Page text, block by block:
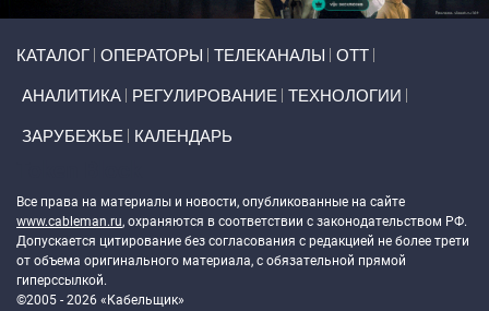
КАТАЛОГ ОПЕРАТОРЫ ТЕЛЕКАНАЛЫ ОТТ
АНАЛИТИКА РЕГУЛИРОВАНИЕ ТЕХНОЛОГИИ
ЗАРУБЕЖЬЕ КАЛЕНДАРЬ
Все права на материалы и новости, опубликованные на сайте
www.cableman.ru, охраняются в соответствии с законодательством РФ.
Допускается цитирование без согласования с редакцией не более трети
от объема оригинального материала, с обязательной прямой
гиперссылкой.
©2005 - 2026 «Кабельщик»